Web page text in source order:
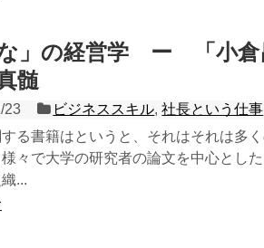
な」の経営学 ー 「小倉
髄
23 ビジネススキル,社長という仕事
る書籍はというと、それはそれは多く
々で大学の研究者の論文を中心とし
...